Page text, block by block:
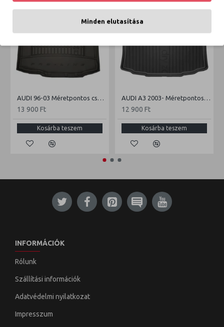
AUDI 96-03 Méretpontos csomagtértálca
13 900 Ft
Kosárba teszem
AUDI A3 2003- Méretpontos csomagtértálca
12 900 Ft
Kosárba teszem
INFORMÁCIÓK
Rólunk
Szállítási információk
Adatvédelmi nyilatkozat
Impresszum
Minden elutasítása